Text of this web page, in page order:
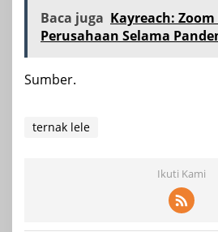
Baca juga Kayreach:
Perusahaan Selama
Sumber.
ternak lele
Ikuti Kami